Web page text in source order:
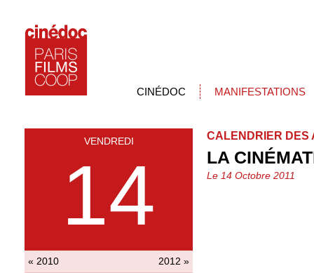
CINÉDOC MANIFESTATIONS
VENDREDI
14
« 2010
2012 »
CALENDRIER DES
LA
Le 14 Octobre 2011